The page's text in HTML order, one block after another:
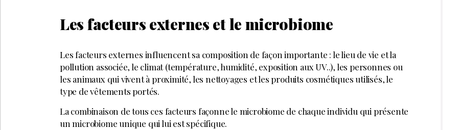
Les facteurs externes et le microbiome
Les facteurs externes influencent sa composition de façon importante : le lieu de vie et la
pollution associée, le climat (température, humidité, exposition aux UV..), les personnes ou
les animaux qui vivent à proximité, les nettoyages et les produits cosmétiques utilisés, le
type de vêtements portés.
La combinaison de tous ces facteurs façonne le microbiome de chaque individu qui présente
un microbiome unique qui lui est spécifique.